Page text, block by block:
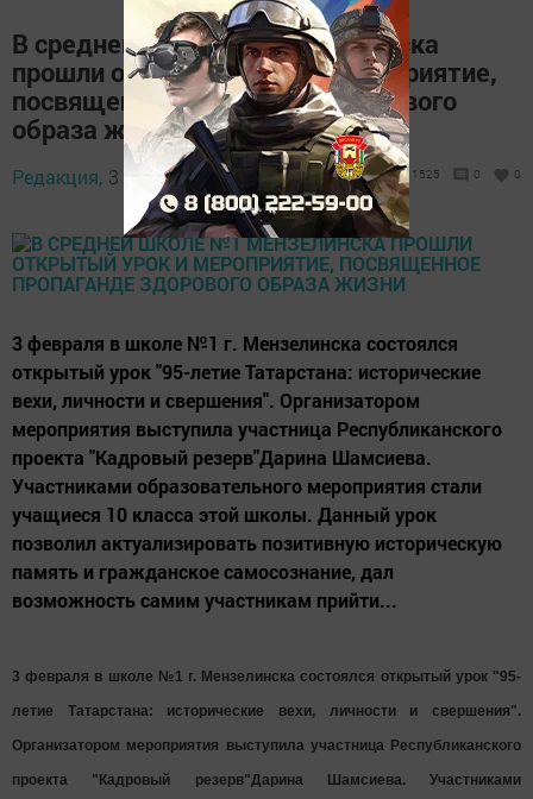
В средней школе №1 Мензелинска
прошли открытый урок и мероприятие,
посвященное пропаганде здорового
образа жизни
Редакция, 3 февраля 2016 - 13:05 1525 0 0
3 февраля в школе №1 г. Мензелинска состоялся
открытый урок "95-летие Татарстана: исторические
вехи, личности и свершения". Организатором
мероприятия выступила участница Республиканского
проекта "Кадровый резерв"Дарина Шамсиева.
Участниками образовательного мероприятия стали
учащиеся 10 класса этой школы. Данный урок
позволил актуализировать позитивную историческую
память и гражданское самосознание, дал
возможность самим участникам прийти...
3 февраля в школе №1 г. Мензелинска состоялся открытый урок "95-
летие Татарстана: исторические вехи, личности и свершения".
Организатором мероприятия выступила участница Республиканского
проекта "Кадровый резерв"Дарина Шамсиева. Участниками